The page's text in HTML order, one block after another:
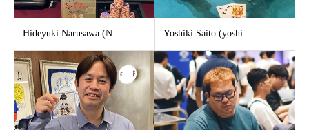
Hideyuki Narusawa (N... Yoshiki Saito (yoshi...